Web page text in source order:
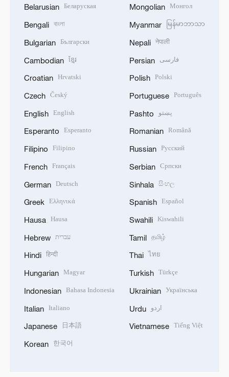
Belarusian Беларуская
Bengali বাংলা
Bulgarian Български
Cambodian ខ្មែរ
Croatian Hrvatski
Czech Český
English English
Esperanto Esperanto
Filipino Filipino
French Français
German Deutsch
Greek Ελληνικά
Hausa Hausa
Hebrew עברית
Hindi हिन्दी
Hungarian Magyar
Indonesian Bahasa Indonesia
Italian Italiano
Japanese 日本語
Korean 한국어
Mongolian Монгол
Myanmar မြန်မာဘာသာ
Nepali नेपाली
Persian فارسی
Polish Polski
Portuguese Português
Pashto پښتو
Romanian Română
Russian Русский
Serbian Српски
Sinhala සිංහල
Spanish Español
Swahili Kiswahili
Tamil தமிழ்
Thai ไทย
Turkish Türkçe
Ukrainian Українська
Urdu اردو
Vietnamese Tiếng Việt